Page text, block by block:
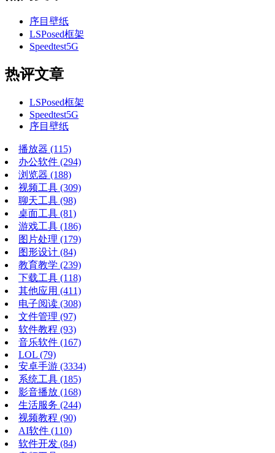
序目壁纸
LSPosed框架
Speedtest5G
热评文章
LSPosed框架
Speedtest5G
序目壁纸
播放器 (115)
办公软件 (294)
浏览器 (188)
视频工具 (309)
聊天工具 (98)
桌面工具 (81)
游戏工具 (186)
图片处理 (179)
图形设计 (84)
教育教学 (239)
下载工具 (118)
其他应用 (411)
电子阅读 (308)
文件管理 (97)
软件教程 (93)
音乐软件 (167)
LOL (79)
安卓手游 (3334)
系统工具 (185)
影音播放 (168)
生活服务 (244)
视频教程 (90)
AI软件 (110)
软件开发 (84)